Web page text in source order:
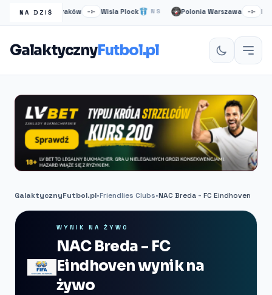
NA DZIŚ
Wisła Kraków –:– Wisla Plock NS Polonia Warszawa –:– Ruch
GalaktycznyFutbol.pl
GalaktycznyFutbol.pl•Friendlies Clubs•NAC Breda - FC Eindhoven
WYNIK NA ŻYWO
NAC Breda - FC
Eindhoven wynik na
żywo